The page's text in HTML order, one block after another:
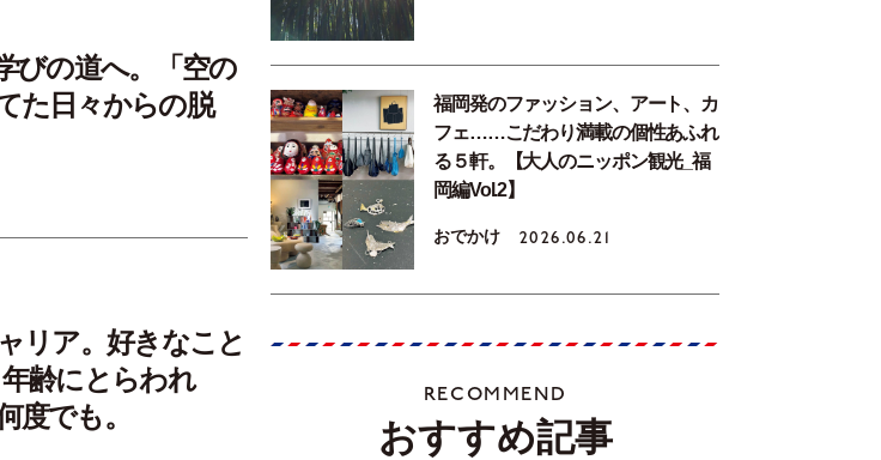
びの道へ。「空の
た日々からの脱
リア。好きなこと
齢にとらわれ
度でも。
福岡発のファッション、アート、カ
フェ……こだわり満載の個性あふれ
る５軒。【大人のニッポン観光_福
岡編Vol.2】
おでかけ 2026.06.21
RECOMMEND
おすすめ記事